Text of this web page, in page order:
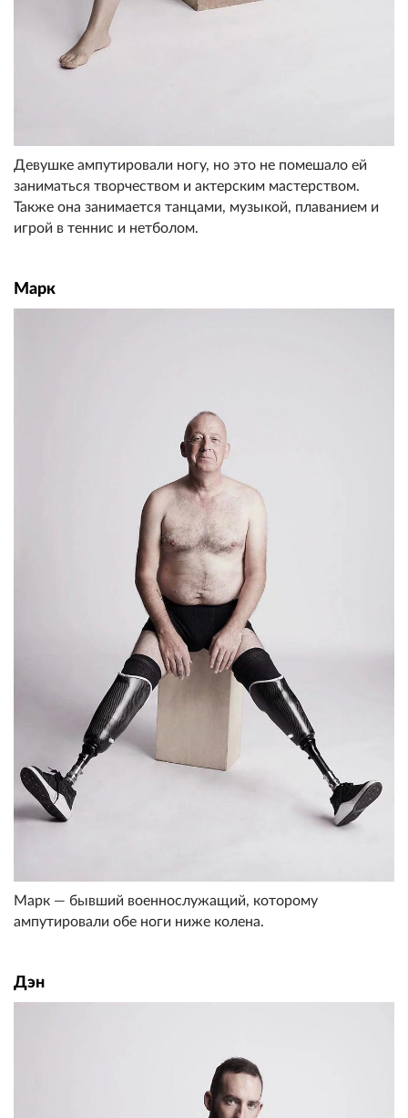
Девушке ампутировали ногу, но это не помешало ей
заниматься творчеством и актерским мастерством.
Также она занимается танцами, музыкой, плаванием и
игрой в теннис и нетболом.
Марк
Марк — бывший военнослужащий, которому
ампутировали обе ноги ниже колена.
Дэн